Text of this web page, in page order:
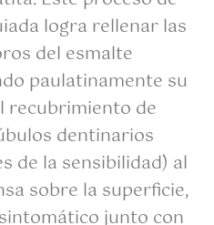
logra rellenar las
del esmalte
paulatinamente su
recubrimiento de
dentinarios
de la sensibilidad) al
sobre la superficie,
junto con